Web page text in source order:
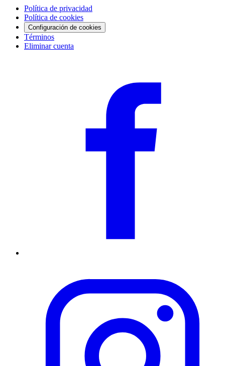
Política de privacidad
Política de cookies
Configuración de cookies
Términos
Eliminar cuenta